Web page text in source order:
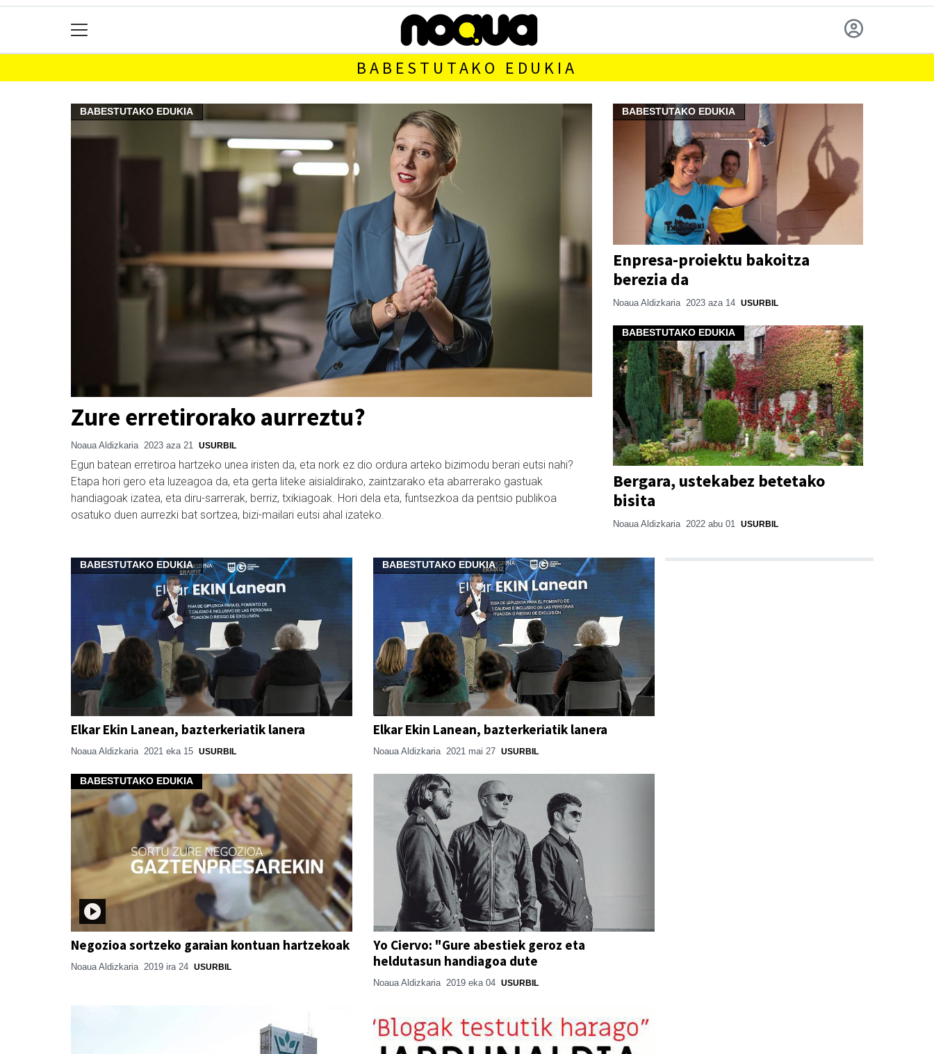
BABESTUTAKO EDUKIA
BABESTUTAKO EDUKIA
Zure erretirorako aurreztu?
Noaua Aldizkaria 2023 aza 21 USURBIL
Egun batean erretiroa hartzeko unea iristen da, eta nork ez dio ordura arteko bizimodu berari eutsi nahi?
Etapa hori gero eta luzeagoa da, eta gerta liteke aisialdirako, zaintzarako eta abarrerako gastuak
handiagoak izatea, eta diru-sarrerak, berriz, txikiagoak. Hori dela eta, funtsezkoa da pentsio publikoa
osatuko duen aurrezki bat sortzea, bizi-mailari eutsi ahal izateko.
BABESTUTAKO EDUKIA
Enpresa-proiektu bakoitza
berezia da
Noaua Aldizkaria 2023 aza 14 USURBIL
BABESTUTAKO EDUKIA
Bergara, ustekabez betetako
bisita
Noaua Aldizkaria 2022 abu 01 USURBIL
BABESTUTAKO EDUKIA
Elkar Ekin Lanean, bazterkeriatik lanera
Noaua Aldizkaria 2021 eka 15 USURBIL
BABESTUTAKO EDUKIA
Elkar Ekin Lanean, bazterkeriatik lanera
Noaua Aldizkaria 2021 mai 27 USURBIL
BABESTUTAKO EDUKIA
Negozioa sortzeko garaian kontuan hartzekoak
Noaua Aldizkaria 2019 ira 24 USURBIL
Yo Ciervo: "Gure abestiek geroz eta
heldutasun handiagoa dute
Noaua Aldizkaria 2019 eka 04 USURBIL